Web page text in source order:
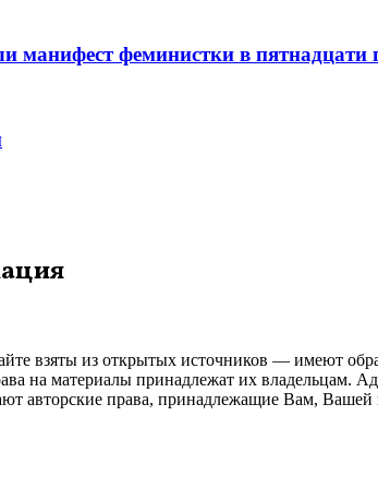
манифест феминистки в пятнадцати
взяты из открытых источников — имеют
на материалы принадлежат их владельцам.
авторские права, принадлежащие Вам,